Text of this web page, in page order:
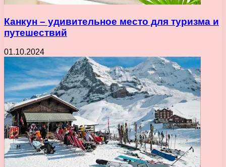
Канкун – удивительное место для туризма и
путешествий
01.10.2024